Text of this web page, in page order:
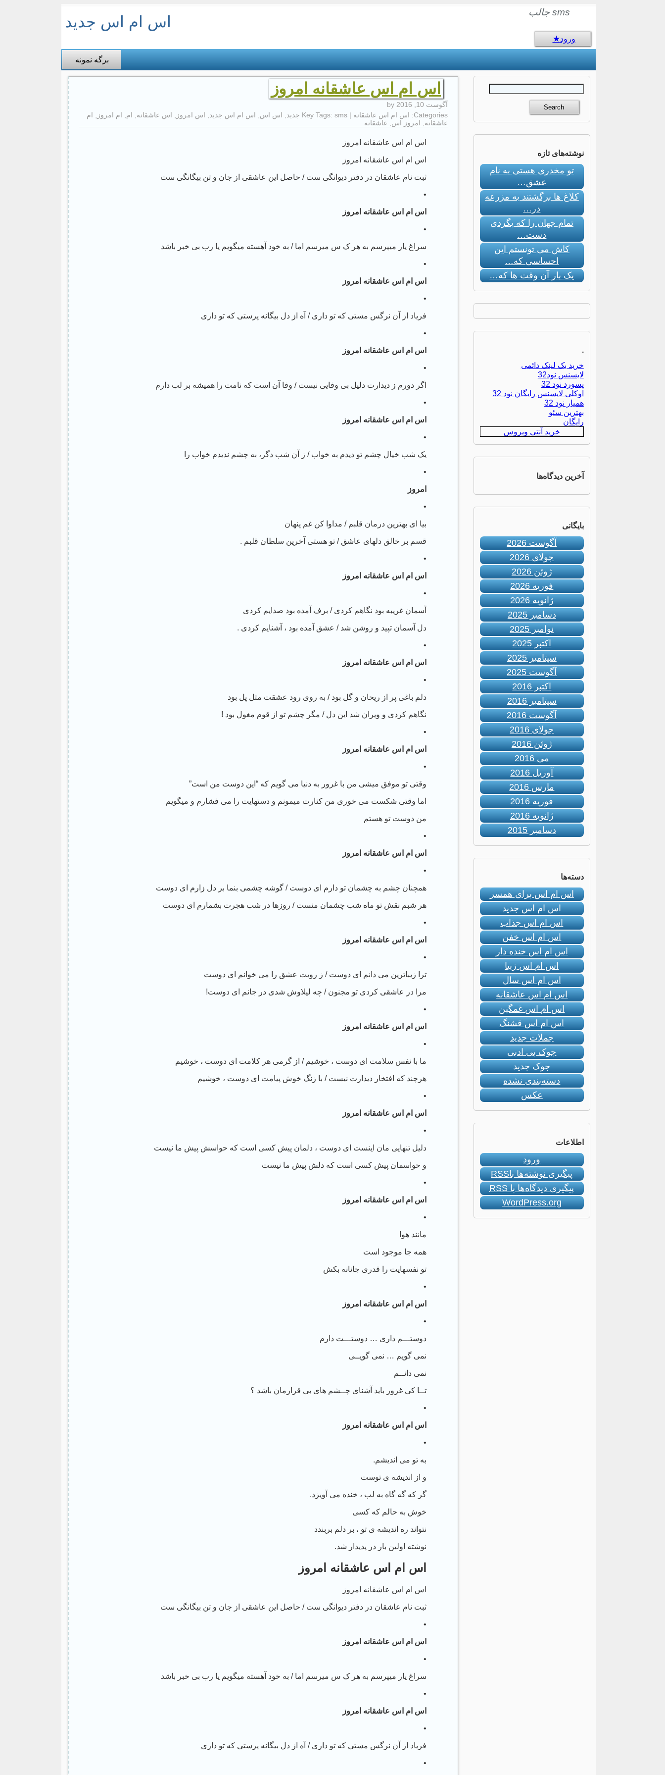
اس ام اس جدید
sms جالب
ورود
برگه نمونه
اس ام اس عاشقانه امروز
آگوست 10, 2016
Categories:
اس ام اس عاشقانه | Key Tags: sms جدید اس اس اس ام اس جدید اس امروز اس عاشقانه ام ام امروز
ام
عاشقانه
امروز اس عاشقانه
اس ام اس عاشقانه امروز
اس ام اس عاشقانه امروز
ثبت نام عاشقان در دفتر دیوانگی ست / حاصل این عاشقی از جان و تن بیگانگی ست
•
اس ام اس عاشقانه امروز
•
سراغ یار میپرسم به هر ک س میرسم اما / به خود آهسته میگویم یا رب بی خبر باشد
•
اس ام اس عاشقانه امروز
•
فریاد از آن نرگس مستی که تو داری / آه از دل بیگانه پرستی که تو داری
•
اس ام اس عاشقانه امروز
•
اگر دورم ز دیدارت دلیل بی وفایی نیست / وفا آن است که نامت را همیشه بر لب دارم
•
اس ام اس عاشقانه امروز
•
یک شب خیال چشم تو دیدم به خواب / ز آن شب دگر، به چشم ندیدم خواب را
•
امروز
•
بیا ای بهترین درمان قلبم / مداوا کن غم پنهان
قسم بر خالق دلهای عاشق / تو هستی آخرین سلطان قلبم .
•
اس ام اس عاشقانه امروز
•
آسمان غریبه بود نگاهم کردی / برف آمده بود صدایم کردی
دل آسمان تپید و روشن شد / عشق آمده بود ، آشنایم کردی .
•
اس ام اس عاشقانه امروز
•
دلم باغی پر از ریحان و گل بود / به روی رود عشقت مثل پل بود
نگاهم کردی و ویران شد این دل / مگر چشم تو از قوم مغول بود !
•
اس ام اس عاشقانه امروز
•
وقتی تو موفق میشی من با غرور به دنیا می گویم که “این دوست من است”
اما وقتی شکست می خوری من کنارت میمونم و دستهایت را می فشارم و میگویم
من دوست تو هستم
•
اس ام اس عاشقانه امروز
•
همچنان چشم به چشمان تو دارم ای دوست / گوشه چشمی بنما بر دل زارم ای دوست
هر شبم نقش تو ماه شب چشمان منست / روزها در شب هجرت بشمارم ای دوست
•
اس ام اس عاشقانه امروز
•
ترا زیباترین می دانم ای دوست / ز رویت عشق را می خوانم ای دوست
مرا در عاشقی کردی تو مجنون / چه لیلاوش شدی در جانم ای دوست!
•
اس ام اس عاشقانه امروز
•
ما با نفس سلامت ای دوست ، خوشیم / از گرمی هر کلامت ای دوست ، خوشیم
هرچند که افتخار دیدارت نیست / با زنگ خوش پیامت ای دوست ، خوشیم
•
اس ام اس عاشقانه امروز
•
دلیل تنهایی مان اینست ای دوست ، دلمان پیش کسی است که حواسش پیش ما نیست
و حواسمان پیش کسی است که دلش پیش ما نیست
•
اس ام اس عاشقانه امروز
•
مانند هوا
همه جا موجود است
تو نفسهایت را قدری جانانه بکش
•
اس ام اس عاشقانه امروز
•
دوستـــم داری … دوستـــت دارم
نمی گویم … نمی گویــی
نمی دانــم
تــا کی غرور باید آشنای چــشم های بی قرارمان باشد ؟
•
اس ام اس عاشقانه امروز
•
به تو می اندیشم.
و از اندیشه ی توست
گر که گه گاه به لب ، خنده می آویزد.
خوش به حالم که کسی
نتواند ره اندیشه ی تو ، بر دلم بربندد
نوشته اولین بار در پدیدار شد.
اس ام اس عاشقانه امروز
اس ام اس عاشقانه امروز
ثبت نام عاشقان در دفتر دیوانگی ست / حاصل این عاشقی از جان و تن بیگانگی ست
•
اس ام اس عاشقانه امروز
•
سراغ یار میپرسم به هر ک س میرسم اما / به خود آهسته میگویم یا رب بی خبر باشد
•
اس ام اس عاشقانه امروز
•
فریاد از آن نرگس مستی که تو داری / آه از دل بیگانه پرستی که تو داری
•
نوشته‌های تازه
تو مخدری هستی به نام
عشق…
کلاغ ها برگشتند به مزرعه
در…
تمام جهان را که بگردی
دست…
کاش می تونستم این
احساسی که…
یک بار آن وقت ها که…
.
خرید بک لینک دائمی
لایسنس نود32
پسورد نود 32
اوکلی لایسنس رایگان نود 32
همیار نود 32
بهترین سئو
رایگان
خرید آنتی ویروس
آخرین دیدگاه‌ها
بایگانی
آگوست 2026
جولای 2026
ژوئن 2026
فوریه 2026
ژانویه 2026
دسامبر 2025
نوامبر 2025
اکتبر 2025
سپتامبر 2025
آگوست 2025
اکتبر 2016
سپتامبر 2016
آگوست 2016
جولای 2016
ژوئن 2016
می 2016
آوریل 2016
مارس 2016
فوریه 2016
ژانویه 2016
دسامبر 2015
دسته‌ها
اس ام اس برای همسر
اس ام اس جدید
اس ام اس جذاب
اس ام اس خفن
اس ام اس خنده دار
اس ام اس زیبا
اس ام اس سال
اس ام اس عاشقانه
اس ام اس غمگین
اس ام اس قشنگ
جملات جدید
جوک بی ادبی
جوک جدید
دسته‌بندی نشده
عکس
اطلاعات
ورود
پیگیری نوشته‌ها باRSS
پیگیری دیدگاه‌ها باRSS
WordPress.org